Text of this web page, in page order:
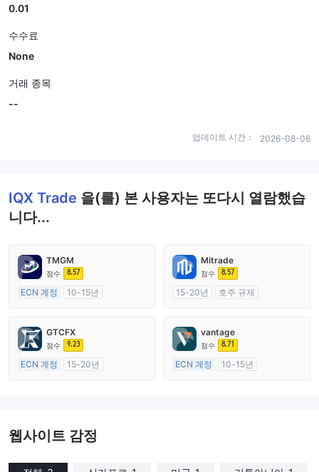
0.01
수수료
None
거래 종목
--
업데이트 시간： 2026-08-06
IQX Trade 을(를) 본 사용자는 또다시 열람했습
니다...
TMGM
점수 8.57
ECN 계정
10-15년
외환 거래 라이선스 (MM)
마스터 레이블 MT4
Mitrade
점수 8.57
15-20년
호주 규제
자체 연구개발
GTCFX
점수 9.23
ECN 계정
15-20년
vantage
점수 8.71
ECN 계정
10-15년
웹사이트 감정